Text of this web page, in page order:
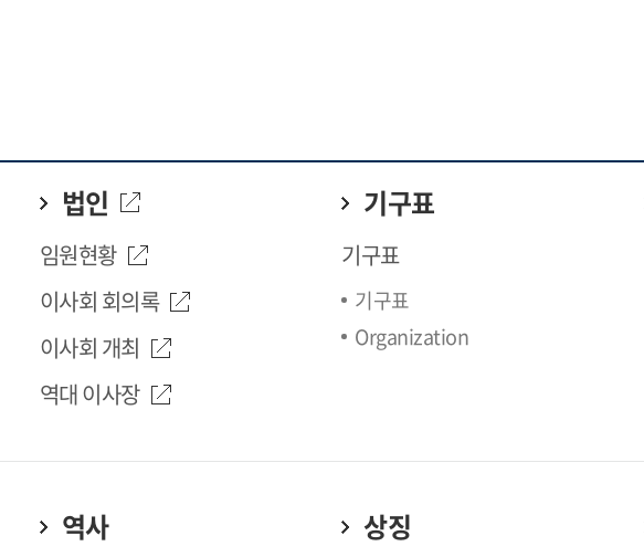
법인
임원현황
이사회 회의록
이사회 개최
역대 이사장
기구표
기구표
기구표
Organization
역사 상징